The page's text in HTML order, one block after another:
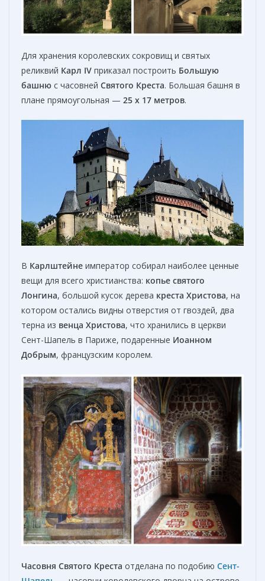
Для хранения королевских сокровищ и святых
реликвий Карл IV приказал построить Большую
башню с часовней Святого Креста. Большая башня в
плане прямоугольная — 25 х 17 метров.
В Карлштейне император собирал наиболее ценные
вещи для всего христианства: копье святого
Лонгина, большой кусок дерева креста Христова, на
котором остались видны отверстия от гвоздей, два
терна из венца Христова, что хранились в церкви
Сент-Шапель в Париже, подаренные Иоанном
Добрым, французским королем.
Часовня Святого Креста отделана по подобию Сент-